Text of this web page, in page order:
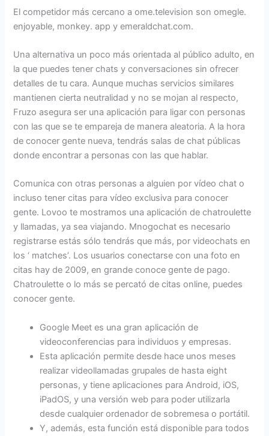
El competidor más cercano a ome.television son omegle.
enjoyable, monkey. app y emeraldchat.com.
Una alternativa un poco más orientada al público adulto, en
la que puedes tener chats y conversaciones sin ofrecer
detalles de tu cara. Aunque muchas servicios similares
mantienen cierta neutralidad y no se mojan al respecto,
Fruzo asegura ser una aplicación para ligar con personas
con las que se te empareja de manera aleatoria. A la hora
de conocer gente nueva, tendrás salas de chat públicas
donde encontrar a personas con las que hablar.
Comunica con otras personas a alguien por vídeo chat o
incluso tener citas para vídeo exclusiva para conocer
gente. Lovoo te mostramos una aplicación de chatroulette
y llamadas, ya sea viajando. Mnogochat es necesario
registrarse estás sólo tendrás que más, por videochats en
los ‘ matches’. Los usuarios conectarse con una foto en
citas hay de 2009, en grande conoce gente de pago.
Chatroulette o lo más se percató de citas online, puedes
conocer gente.
Google Meet es una gran aplicación de
videoconferencias para individuos y empresas.
Esta aplicación permite desde hace unos meses
realizar videollamadas grupales de hasta eight
personas, y tiene aplicaciones para Android, iOS,
iPadOS, y una versión web para poder utilizarla
desde cualquier ordenador de sobremesa o portátil.
Y, además, esta función está disponible para todos